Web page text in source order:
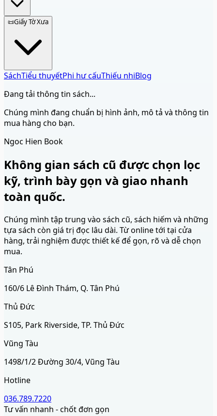
📜Giấy Tờ Xưa
SáchTiểu thuyếtPhi hư cấuThiếu nhiBlog
Đang tải thông tin sách...
Chúng mình đang chuẩn bị hình ảnh, mô tả và thông tin
mua hàng cho bạn.
Ngoc Hien Book
Không gian sách cũ được chọn lọc
kỹ, trình bày gọn và giao nhanh
toàn quốc.
Chúng mình tập trung vào sách cũ, sách hiếm và những
tựa sách còn giá trị đọc lâu dài. Từ online tới tại cửa
hàng, trải nghiệm được thiết kế để gọn, rõ và dễ chọn
mua.
Tân Phú
160/6 Lê Đình Thám, Q. Tân Phú
Thủ Đức
S105, Park Riverside, TP. Thủ Đức
Vũng Tàu
1498/1/2 Đường 30/4, Vũng Tàu
Hotline
036.789.7220
Tư vấn nhanh - chốt đơn gọn